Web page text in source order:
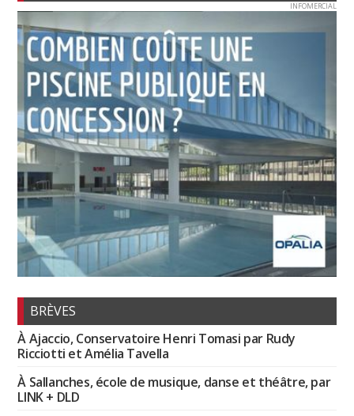
INFOMERCIAL
BRÈVES
À Ajaccio, Conservatoire Henri Tomasi par Rudy
Ricciotti et Amélia Tavella
À Sallanches, école de musique, danse et théâtre, par
LINK + DLD